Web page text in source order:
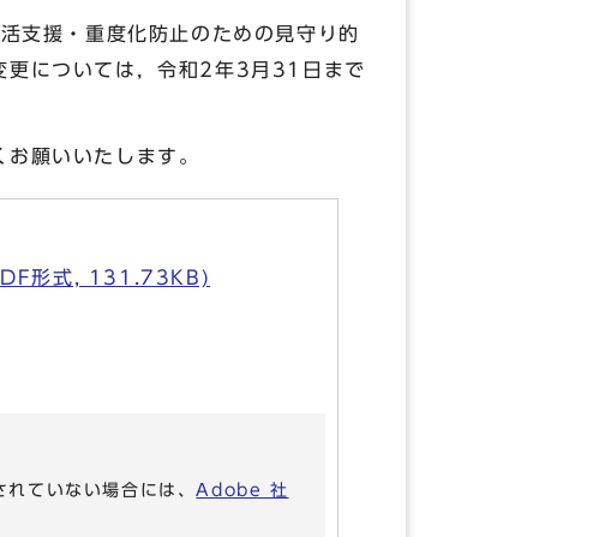
援・重度化防止のための見守り的
更については，令和2年3月31日まで
願いいたします。
形式, 131.73KB)
ていない場合には、Adobe 社